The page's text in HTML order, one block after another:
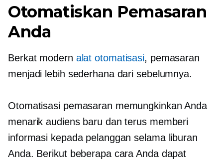
Otomatiskan Pemasaran
Anda
Berkat modern alat otomatisasi, pemasaran
menjadi lebih sederhana dari sebelumnya.
Otomatisasi pemasaran memungkinkan Anda
menarik audiens baru dan terus memberi
informasi kepada pelanggan selama liburan
Anda. Berikut beberapa cara Anda dapat